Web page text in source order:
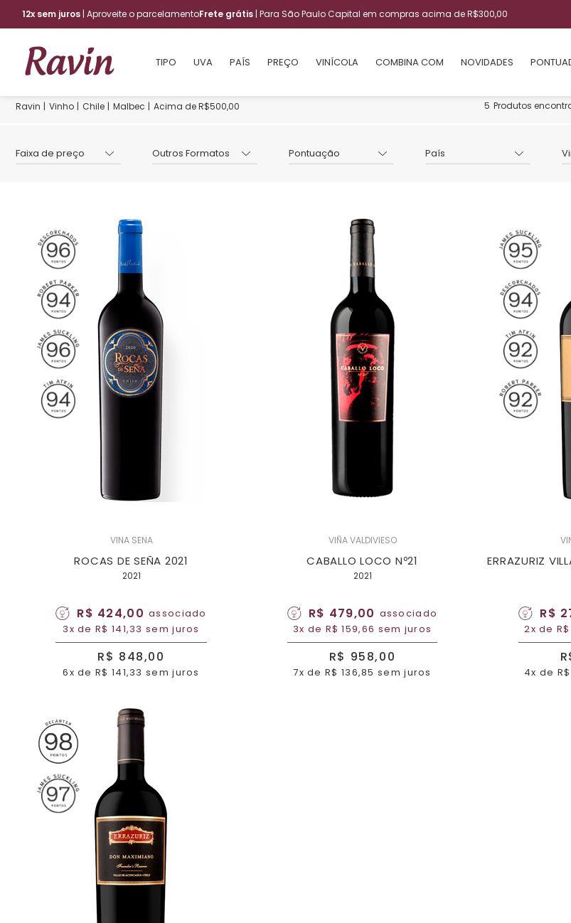
12x sem juros | Aproveite o parcelamentoFrete grátis | Para São Paulo Capital em compras acima de R$300,00
TIPO UVA PAÍS PREÇO VINÍCOLA COMBINA COM NOVIDADES
Vinho Chile Malbec Acima de R$500,00 5 Produtos
Faixa de preço Outros Formatos Pontuação País
VINA SENA
ROCAS DE SEÑA 2021
2021
R$ 424,00 associado
3x de R$ 141,33 sem juros
R$ 848,00
6x de R$ 141,33 sem juros
VIÑA VALDIVIESO
CABALLO LOCO Nº21
2021
R$ 479,00 associado
3x de R$ 159,66 sem juros
R$ 958,00
7x de R$ 136,85 sem juros
ERRAZURIZ
R$
2x de
4x de